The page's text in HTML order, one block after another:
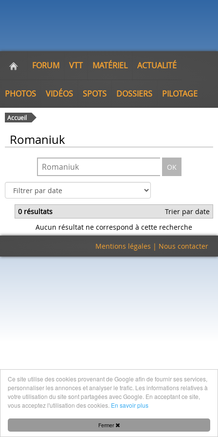
FORUM VTT MATÉRIEL ACTUALITÉ
PHOTOS VIDÉOS SPOTS DOSSIERS PILOTAGE
Accueil
Romaniuk
OK
0 résultats
Trier par date
Aucun résultat ne correspond à cette recherche
Mentions légales | Nous contacter
Fermer
Ce site utilise des cookies provenant de Google afin de fournir ses services,
personnaliser les annonces et analyser le trafic. Les informations relatives à
votre utilisation du site sont partagées avec Google. En acceptant ce site,
vous acceptez l'utilisation des cookies. En savoir plus